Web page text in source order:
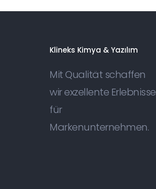
Klineks Kimya & Yazılım
Mit Qualität schaffen
wir exzellente Erlebnisse
für
Markenunternehmen.